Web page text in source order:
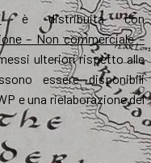
è distribuita con
– Non commerciale –
ulteriori rispetto alle
essere disponibili
e una rielaborazione del